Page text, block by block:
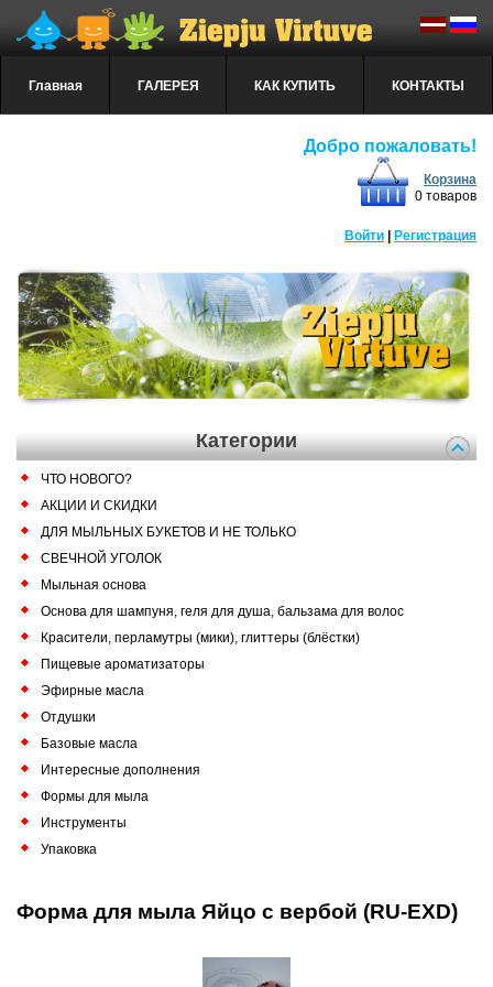
Главная ГАЛЕРЕЯ КАК КУПИТЬ КОНТАКТЫ
Добро пожаловать!
Корзина
0 товаров
Войти Регистрация
Категории
ЧТО НОВОГО?
АКЦИИ И СКИДКИ
ДЛЯ МЫЛЬНЫХ БУКЕТОВ И НЕ ТОЛЬКО
СВЕЧНОЙ УГОЛОК
Мыльная основа
Основа для шампуня, геля для душа, бальзама для волос
Красители, перламутры (мики), глиттеры (блёстки)
Пищевые ароматизаторы
Эфирные масла
Отдушки
Базовые масла
Интересные дополнения
Формы для мыла
Инструменты
Упаковка
Форма для мыла Яйцо с вербой (RU-EXD)